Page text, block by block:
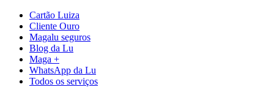
Cartão Luiza
Cliente Ouro
Magalu seguros
Blog da Lu
Maga +
WhatsApp da Lu
Todos os serviços